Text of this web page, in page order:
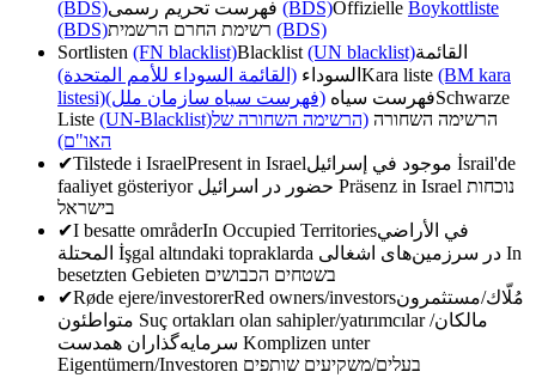
(BDS)
(BDS)Offizielle Boykottliste
(BDS)
(BDS)
Sortlisten (FN blacklist)Blacklist (UN blacklist)القائمة
السوداء (القائمة السوداء للأمم المتحدة) Kara liste (BM kara
listesi)
فهرست سیاه (فهرست سیاه سازمان ملل)
Schwarze
Liste (UN-Blacklist) הרשימה השחורה (הרשימה השחורה של
האו"ם)
✔Tilstede i IsraelPresent in Israel
İsrail'de
faaliyet gösteriyor
Präsenz in Israel נוכחות
בישראל
✔I besatte områderIn Occupied Territoriesفي الأراضي
İşgal altındaki topraklarda
In
besetzten Gebieten בשטחים הכבושים
✔Røde ejere/investorerRed owners/investorsمُلّاك/مستثمرون
Suç ortakları olan sahipler/yatırımcılarمالکان/
Komplizen unter
Eigentümern/Investoren בעלים/משקיעים שותפים